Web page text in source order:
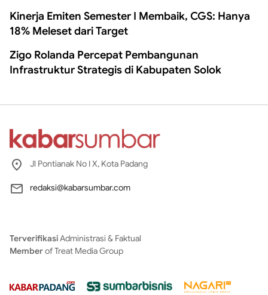
Kinerja Emiten Semester I Membaik, CGS: Hanya
18% Meleset dari Target
Zigo Rolanda Percepat Pembangunan
Infrastruktur Strategis di Kabupaten Solok
Jl Pontianak No I X, Kota Padang
redaksi@kabarsumbar.com
TerverifikasiAdministrasi & Faktual
Memberof Treat Media Group